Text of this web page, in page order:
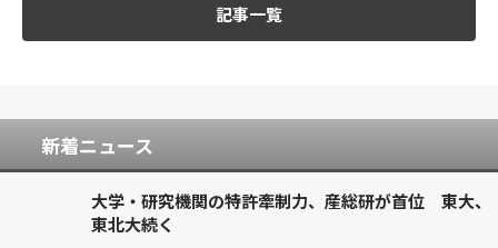
記事一覧
新着ニュース
大学・研究機関の特許牽制力、産総研が首位 東大、
東北大続く